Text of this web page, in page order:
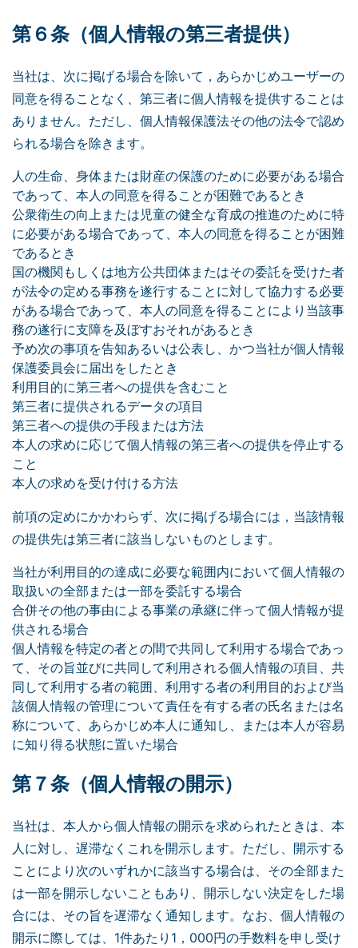
第６条（個人情報の第三者提供）
当社は、次に掲げる場合を除いて，あらかじめユーザーの
同意を得ることなく、第三者に個人情報を提供することは
ありません。ただし、個人情報保護法その他の法令で認め
られる場合を除きます。
人の生命、身体または財産の保護のために必要がある場合
であって、本人の同意を得ることが困難であるとき
公衆衛生の向上または児童の健全な育成の推進のために特
に必要がある場合であって、本人の同意を得ることが困難
であるとき
国の機関もしくは地方公共団体またはその委託を受けた者
が法令の定める事務を遂行することに対して協力する必要
がある場合であって、本人の同意を得ることにより当該事
務の遂行に支障を及ぼすおそれがあるとき
予め次の事項を告知あるいは公表し、かつ当社が個人情報
保護委員会に届出をしたとき
利用目的に第三者への提供を含むこと
第三者に提供されるデータの項目
第三者への提供の手段または方法
本人の求めに応じて個人情報の第三者への提供を停止する
こと
本人の求めを受け付ける方法
前項の定めにかかわらず、次に掲げる場合には，当該情報
の提供先は第三者に該当しないものとします。
当社が利用目的の達成に必要な範囲内において個人情報の
取扱いの全部または一部を委託する場合
合併その他の事由による事業の承継に伴って個人情報が提
供される場合
個人情報を特定の者との間で共同して利用する場合であっ
て、その旨並びに共同して利用される個人情報の項目、共
同して利用する者の範囲、利用する者の利用目的および当
該個人情報の管理について責任を有する者の氏名または名
称について、あらかじめ本人に通知し、または本人が容易
に知り得る状態に置いた場合
第７条（個人情報の開示）
当社は、本人から個人情報の開示を求められたときは、本
人に対し、遅滞なくこれを開示します。ただし、開示する
ことにより次のいずれかに該当する場合は、その全部また
は一部を開示しないこともあり、開示しない決定をした場
合には、その旨を遅滞なく通知します。なお、個人情報の
開示に際しては、1件あたり1，000円の手数料を申し受け